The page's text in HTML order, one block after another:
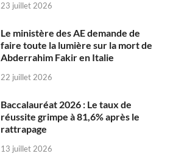
23 juillet 2026
Le ministère des AE demande de
faire toute la lumière sur la mort de
Abderrahim Fakir en Italie
22 juillet 2026
Baccalauréat 2026 : Le taux de
réussite grimpe à 81,6% après le
rattrapage
13 juillet 2026